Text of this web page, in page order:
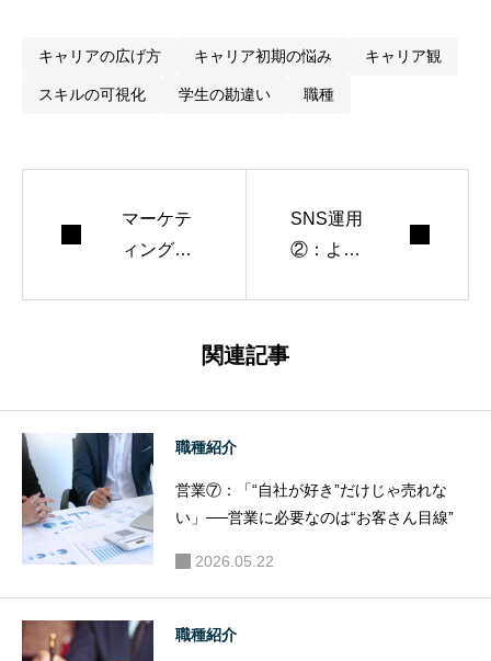
キャリアの広げ方 キャリア初期の悩み キャリア観
スキルの可視化 学生の勘違い 職種
マーケテ
ィング
じゃ甘
い。“結果
がすべ
て”の世界
に飛び込
を。
SNS運用
②：よく
関連記事
職種紹介
営業⑦：「“自社が好き”だけじゃ売れな
い」──営業に必要なのは“お客さん目線”
2026.05.22
職種紹介